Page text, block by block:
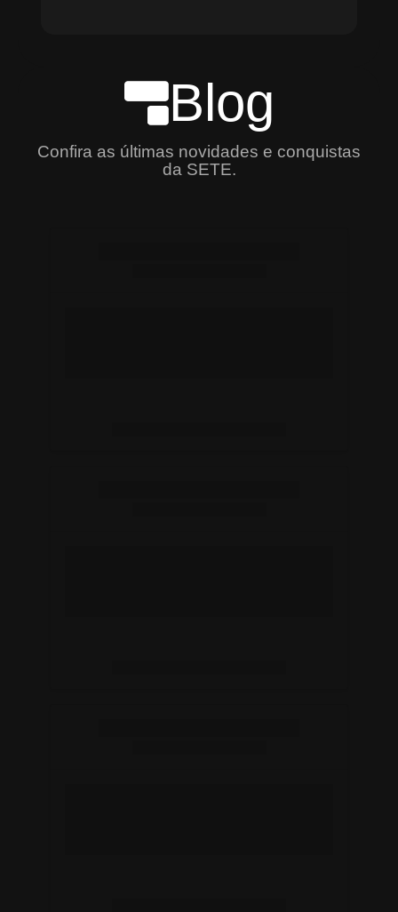
Blog
Confira as últimas novidades e conquistas
da SETE.